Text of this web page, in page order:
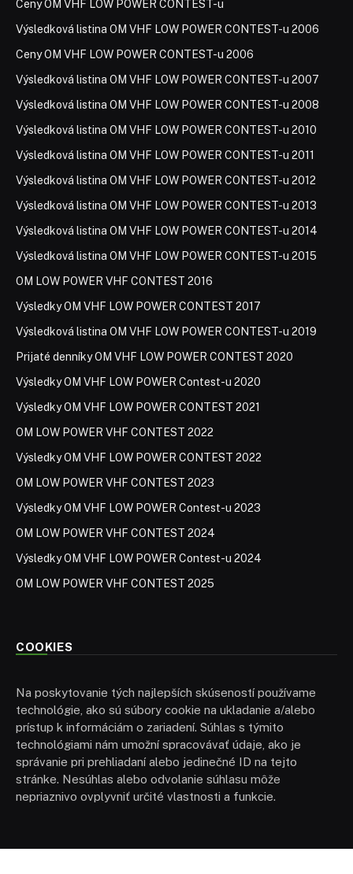
Ceny OM VHF LOW POWER CONTEST-u
Výsledková listina OM VHF LOW POWER CONTEST-u 2006
Ceny OM VHF LOW POWER CONTEST-u 2006
Výsledková listina OM VHF LOW POWER CONTEST-u 2007
Výsledková listina OM VHF LOW POWER CONTEST-u 2008
Výsledková listina OM VHF LOW POWER CONTEST-u 2010
Výsledková listina OM VHF LOW POWER CONTEST-u 2011
Výsledková listina OM VHF LOW POWER CONTEST-u 2012
Výsledková listina OM VHF LOW POWER CONTEST-u 2013
Výsledková listina OM VHF LOW POWER CONTEST-u 2014
Výsledková listina OM VHF LOW POWER CONTEST-u 2015
OM LOW POWER VHF CONTEST 2016
Výsledky OM VHF LOW POWER CONTEST 2017
Výsledková listina OM VHF LOW POWER CONTEST-u 2019
Prijaté denníky OM VHF LOW POWER CONTEST 2020
Výsledky OM VHF LOW POWER Contest-u 2020
Výsledky OM VHF LOW POWER CONTEST 2021
OM LOW POWER VHF CONTEST 2022
Výsledky OM VHF LOW POWER CONTEST 2022
OM LOW POWER VHF CONTEST 2023
Výsledky OM VHF LOW POWER Contest-u 2023
OM LOW POWER VHF CONTEST 2024
Výsledky OM VHF LOW POWER Contest-u 2024
OM LOW POWER VHF CONTEST 2025
COOKIES
Na poskytovanie tých najlepších skúseností používame
technológie, ako sú súbory cookie na ukladanie a/alebo
prístup k informáciám o zariadení. Súhlas s týmito
technológiami nám umožní spracovávať údaje, ako je
správanie pri prehliadaní alebo jedinečné ID na tejto
stránke. Nesúhlas alebo odvolanie súhlasu môže
nepriaznivo ovplyvniť určité vlastnosti a funkcie.